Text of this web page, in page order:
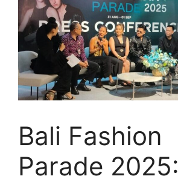
Bali Fashion
Parade 2025: